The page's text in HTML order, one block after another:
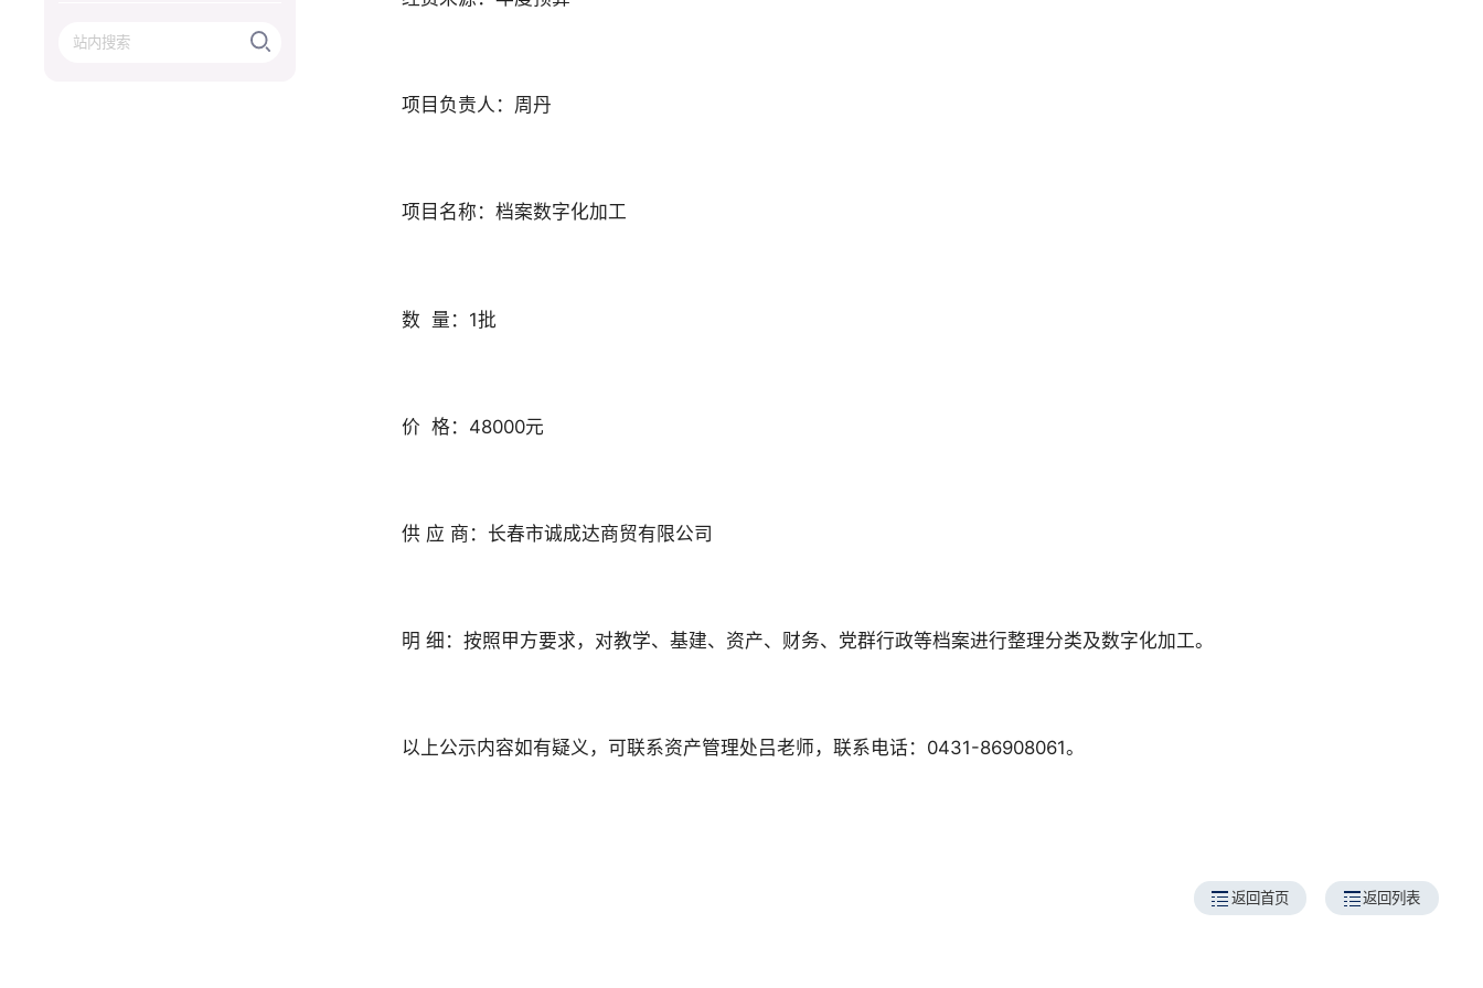
项目负责人：周丹
项目名称：档案数字化加工
数 量：1批
价 格：48000元
供 应 商：长春市诚成达商贸有限公司
明 细：按照甲方要求，对教学、基建、资产、财务、党群行政等档案进行整理分类及数字化加工。
以上公示内容如有疑义，可联系资产管理处吕老师，联系电话：0431-86908061。
返回首页 返回列表